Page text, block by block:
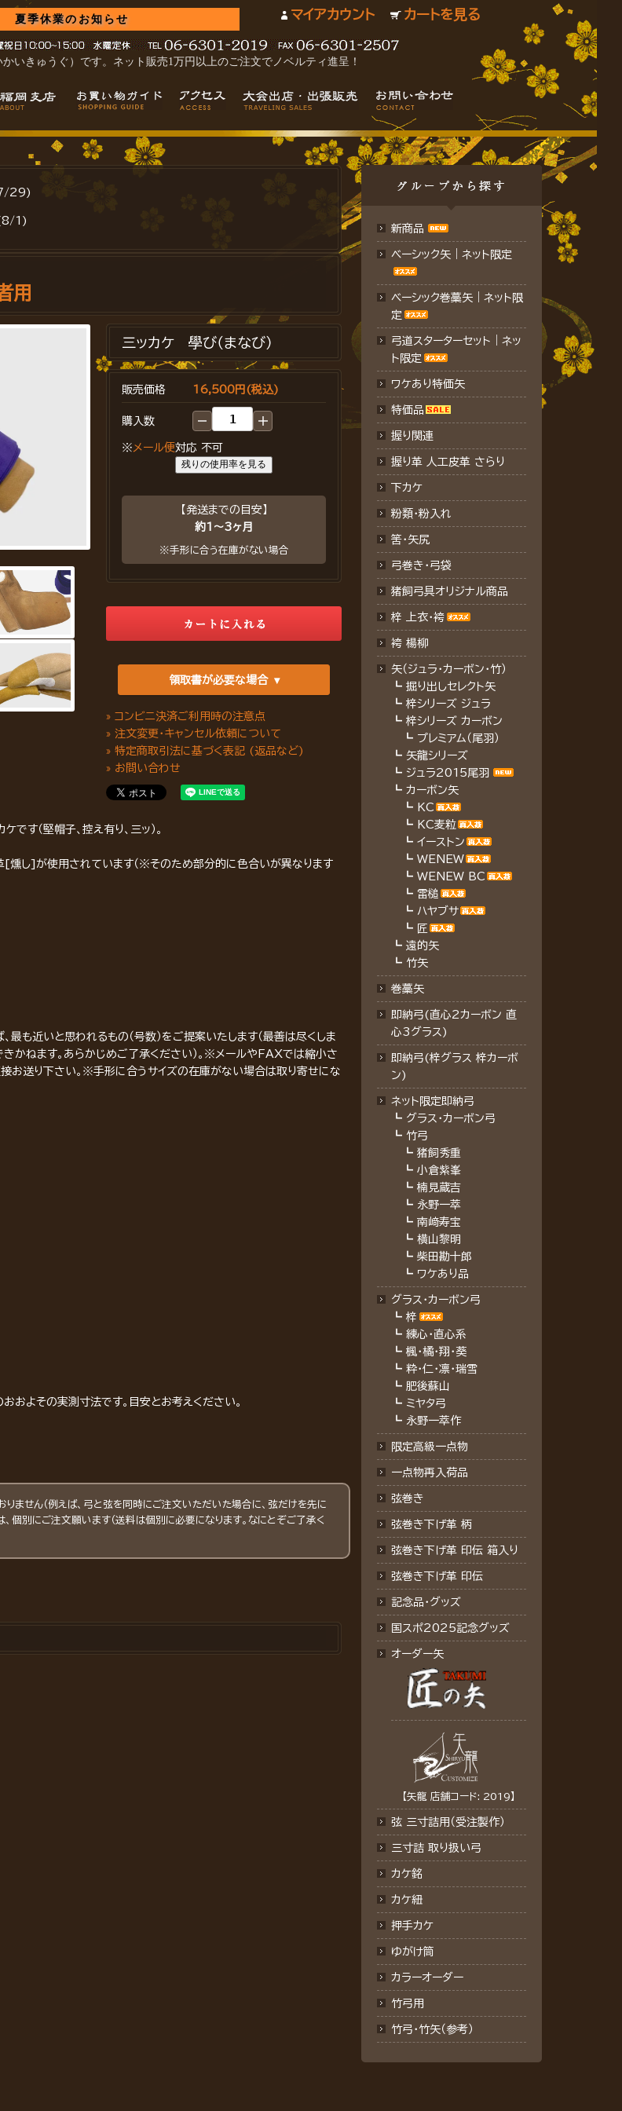
マイアカウント カートを見る
夏季休業のお知らせ
いきゅうぐ）です。ネット販売1万円以上のご注文でノベルティ進呈！
29)
(8/1)
用
三ッカケ 學び（まなび）
販売価格 16,500円(税込)
購入数
※ メール便対応 不可
残りの使用率を見る
【発送までの目安】
約1～3ヶ月
※手形に合う在庫がない場合
領取書が必要な場合
» コンビニ決済ご利用時の注意点
» 注文変更・キャンセル依頼について
» 特定商取引法に基づく表記 (返品など)
» お問い合わせ
す（堅帽子、控え有り、三ッ）。
燻し]が使用されています（※そのため部分的に色合いが異なります
最も近いと思われるもの（号数）をご提案いたします（最善は尽くしま
かねます。あらかじめご了承ください）。※メールやFAXでは縮小さ
お送り下さい。※手形に合うサイズの在庫がない場合は取り寄せにな
およその実測寸法です。目安とお考えください。
ません（例えば、弓と弦を同時にご注文いただいた場合に、弦だけを先に
個別にご注文願います（送料は個別に必要になります。なにとぞご了承く
新商品
ベーシック矢｜ネット限定
ベーシック巻藁矢｜ネット限
定
弓道スターターセット｜ネッ
ト限定
ワケあり特価矢
特価品
握り関連
握り革 人工皮革 さらり
下カケ
粉類・粉入れ
筈・矢尻
弓巻き・弓袋
猪飼弓具オリジナル商品
梓 上衣･袴
袴 楊柳
矢（ジュラ･カーボン・竹）
┗ 掘り出しセレクト矢
┗ 梓シリーズ ジュラ
┗ 梓シリーズ カーボン
┗ プレミアム（尾羽）
┗ 矢龍シリーズ
┗ ジュラ2015尾羽
┗ カーボン矢
┗ KC
┗ KC麦粒
┗ イーストン
┗ WENEW
┗ WENEW BC
┗ 雷槌
┗ ハヤブサ
┗ 匠
┗ 遠的矢
┗ 竹矢
巻藁矢
即納弓(直心2カーボン 直
心3グラス)
即納弓(梓グラス 梓カーボ
ン)
ネット限定即納弓
┗ グラス・カーボン弓
┗ 竹弓
┗ 猪飼秀重
┗ 小倉紫峯
┗ 楠見蔵吉
┗ 永野一萃
┗ 南﨑寿宝
┗ 横山黎明
┗ 柴田勘十郎
┗ ワケあり品
グラス・カーボン弓
┗ 梓
┗ 練心・直心系
┗ 楓・橘・翔・葵
┗ 粋・仁・凛・瑞雪
┗ 肥後蘇山
┗ ミヤタ弓
┗ 永野一萃作
限定高級一点物
一点物再入荷品
弦巻き
弦巻き下げ革 柄
弦巻き下げ革 印伝 箱入り
弦巻き下げ革 印伝
記念品･グッズ
国スポ2025記念グッズ
オーダー矢
【矢龍 店舗コード: 2019】
弦 三寸詰用（受注製作）
三寸詰 取り扱い弓
カケ銘
カケ紐
押手カケ
ゆがけ筒
カラーオーダー
竹弓用
竹弓・竹矢（参考）